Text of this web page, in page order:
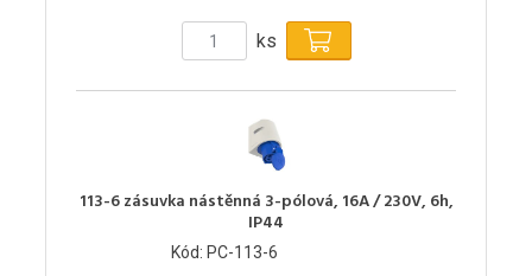
ks
113-6 zásuvka nástěnná 3-pólová, 16A / 230V, 6h,
IP44
Kód: PC-113-6